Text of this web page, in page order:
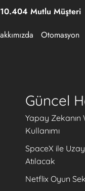
10.404 Mutlu Müşteri
Otomasyon
Güncel
Yapay
Kullanımı
SpaceX ile
Atılacak
Netflix Oyun